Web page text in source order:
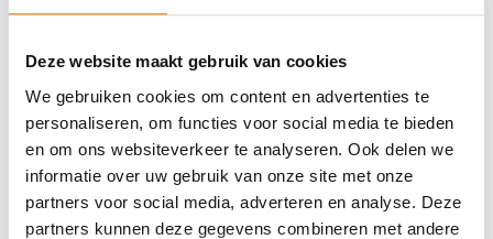
Deze website maakt gebruik van cookies
We gebruiken cookies om content en advertenties te
personaliseren, om functies voor social media te bieden
en om ons websiteverkeer te analyseren. Ook delen we
informatie over uw gebruik van onze site met onze
partners voor social media, adverteren en analyse. Deze
partners kunnen deze gegevens combineren met andere
Toets uitzendvak
Toets primaire proces
Cursusdata
Startdatum Locaties Data 07-09-2026